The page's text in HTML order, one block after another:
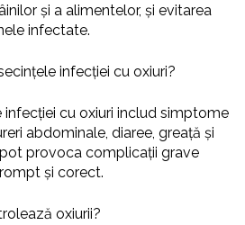
și a alimentelor, și evitarea
infectate.
infecției cu oxiuri?
infecției cu oxiuri includ simptome
abdominale, diaree, greață și
provoca complicații grave
și corect.
oxiurii?